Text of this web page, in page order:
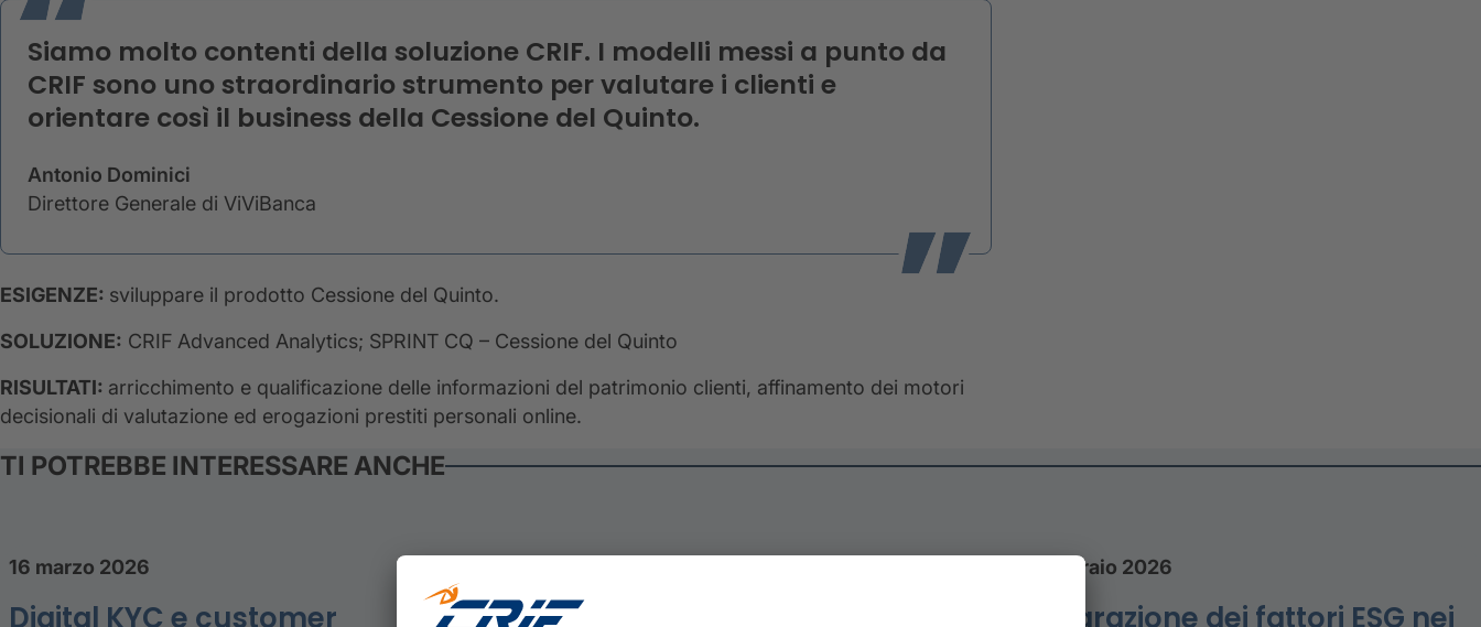
Siamo molto contenti della soluzione CRIF. I modelli messi a punto da
CRIF sono uno straordinario strumento per valutare i clienti e
orientare così il business della Cessione del Quinto.
Antonio Dominici
Direttore Generale di ViViBanca
ESIGENZE: sviluppare il prodotto Cessione del Quinto.
SOLUZIONE: CRIF Advanced Analytics; SPRINT CQ – Cessione del Quinto
RISULTATI: arricchimento e qualificazione delle informazioni del patrimonio clienti, affinamento dei motori
decisionali di valutazione ed erogazioni prestiti personali online.
TI POTREBBE INTERESSARE ANCHE
16 marzo 2026
Digital KYC e customer
Cyber security: un'opportunità
6 febbraio 2026
Integrazione dei fattori ESG nei